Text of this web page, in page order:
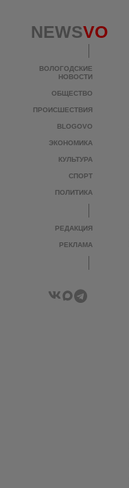
NEWSVO
ВОЛОГОДСКИЕ
НОВОСТИ
ОБЩЕСТВО
ПРОИСШЕСТВИЯ
BLOGOVO
ЭКОНОМИКА
КУЛЬТУРА
СПОРТ
ПОЛИТИКА
РЕДАКЦИЯ
РЕКЛАМА